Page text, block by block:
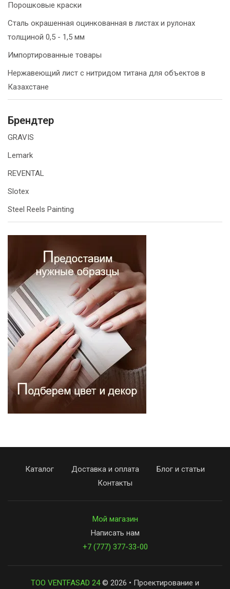
Порошковые краски
Сталь окрашенная оцинкованная в листах и рулонах
толщиной 0,5 - 1,5 мм
Импортированные товары
Нержавеющий лист с нитридом титана для объектов в
Казахстане
Брендтер
GRAVIS
Lemark
REVENTAL
Slotex
Steel Reels Painting
Каталог Доставка и оплата
Блог и статьи
Контакты
Мой магазин
Написать нам
+7 (777) 377-33-00
ТОО VENTFASAD 24© 2026 • Проектирование и